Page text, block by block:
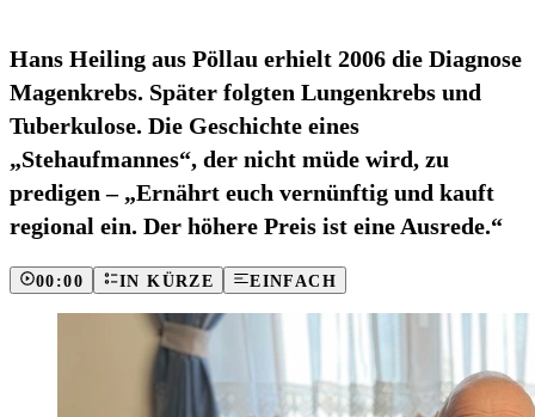
Hans Heiling aus Pöllau erhielt 2006 die Diagnose
Magenkrebs. Später folgten Lungenkrebs und
Tuberkulose. Die Geschichte eines
„Stehaufmannes“, der nicht müde wird, zu
predigen – „Ernährt euch vernünftig und kauft
regional ein. Der höhere Preis ist eine Ausrede.“
00:00 IN KÜRZE EINFACH